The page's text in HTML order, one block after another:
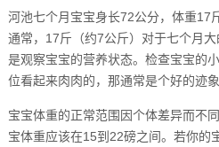
河池七个月宝宝身长72公分，体重17
通常，17斤（约7公斤）对于七个月大
是观察宝宝的营养状态。检查宝宝的
位看起来肉肉的，那通常是个好的迹象
宝宝体重的正常范围因个体差异而不
宝体重应该在15到22磅之间。若你的